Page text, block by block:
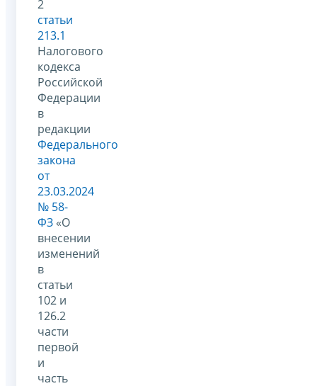
2
статьи
213.1
Налогового
кодекса
Российской
Федерации
в
редакции
Федерального
закона
от
23.03.2024
№ 58-
ФЗ «О
внесении
изменений
в
статьи
102 и
126.2
части
первой
и
часть